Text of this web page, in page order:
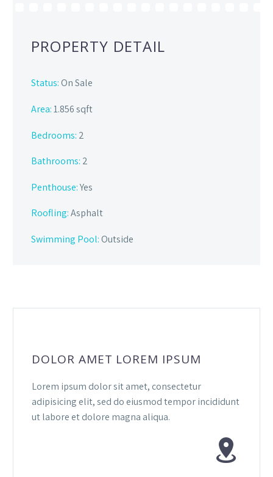
PROPERTY DETAIL
Status:On Sale
Area:1.856 sqft
Bedrooms: 2
Bathrooms: 2
Penthouse:Yes
Roofling:Asphalt
Swimming Pool:Outside
DOLOR AMET LOREM IPSUM
Lorem ipsum dolor sit amet, consectetur
adipisicing elit, sed do eiusmod tempor incididunt
ut labore et dolore magna aliqua.

